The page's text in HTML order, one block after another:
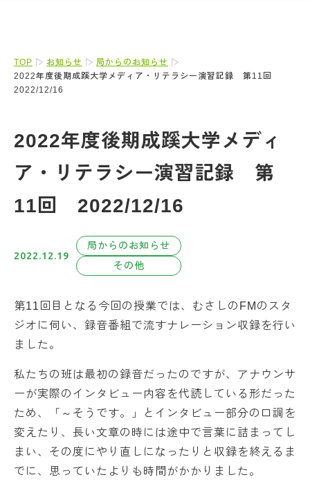
TOP お知らせ
局からのお知らせ
2022年度後期成蹊大学メディア・リテラシー演習記録 第11回
2022/12/16
2022年度後期成蹊大学メディ
ア・リテラシー演習記録 第
11回 2022/12/16
2022.12.19
局からのお知らせ
その他
第11回目となる今回の授業では、むさしのFMのスタ
ジオに伺い、録音番組で流すナレーション収録を行い
ました。
私たちの班は最初の録音だったのですが、アナウンサ
ーが実際のインタビュー内容を代読している形だった
ため、「～そうです。」とインタビュー部分の口調を
変えたり、長い文章の時には途中で言葉に詰まってし
まい、その度にやり直しになったりと収録を終えるま
でに、思っていたよりも時間がかかりました。